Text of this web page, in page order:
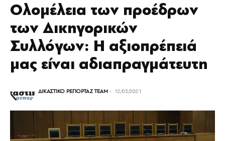
Ολομέλεια των προέδρων
των Δικηγορικών
Συλλόγων: Η αξιοπρέπειά
μας είναι αδιαπραγμάτευτη
ΔΙΚΑΣΤΙΚΟ ΡΕΠΟΡΤΑΖ TEAM - 12/03/2021